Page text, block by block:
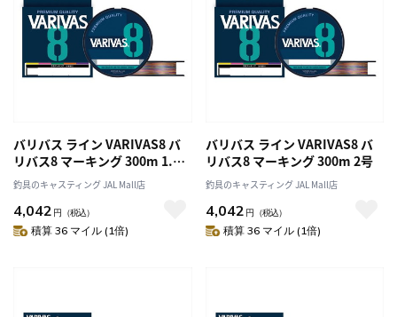
バリバス ライン VARIVAS8 バ
リバス8 マーキング 300m 1.5
号
釣具のキャスティング JAL Mall店
4,042 円 （税込）
積算 36 マイル (1倍)
バリバス ライン VARIVAS8 バ
リバス8 マーキング 300m 2号
釣具のキャスティング JAL Mall店
4,042 円 （税込）
積算 36 マイル (1倍)